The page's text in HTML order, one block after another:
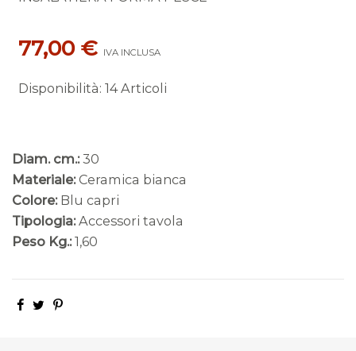
77,00 € IVA INCLUSA
Disponibilità: 14 Articoli
Diam. cm.: 30
Materiale: Ceramica bianca
Colore: Blu capri
Tipologia: Accessori tavola
Peso Kg.: 1,60